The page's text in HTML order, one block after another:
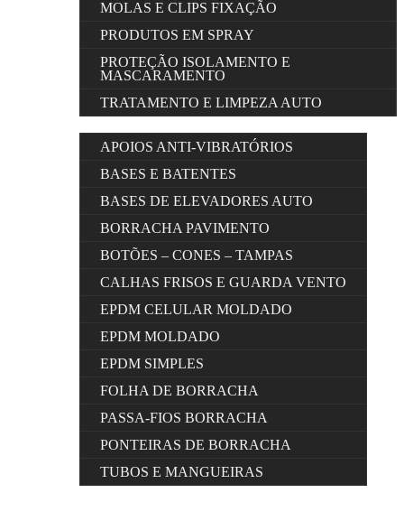
MOLAS E CLIPS FIXAÇÃO
PRODUTOS EM SPRAY
PROTEÇÃO ISOLAMENTO E
MASCARAMENTO
TRATAMENTO E LIMPEZA AUTO
APOIOS ANTI-VIBRATÓRIOS
BASES E BATENTES
BASES DE ELEVADORES AUTO
BORRACHA PAVIMENTO
BOTÕES – CONES – TAMPAS
CALHAS FRISOS E GUARDA VENTO
EPDM CELULAR MOLDADO
EPDM MOLDADO
EPDM SIMPLES
FOLHA DE BORRACHA
PASSA-FIOS BORRACHA
PONTEIRAS DE BORRACHA
TUBOS E MANGUEIRAS